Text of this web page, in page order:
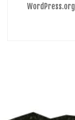
WordPress.org